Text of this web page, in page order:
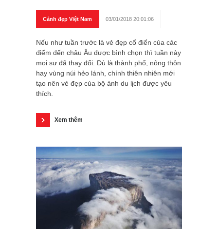
Cảnh đẹp Việt Nam 03/01/2018 20:01:06
Nếu như tuần trước là vẻ đẹp cổ điển của các
điểm đến châu Âu được bình chọn thì tuần này
mọi sự đã thay đổi. Dù là thành phố, nông thôn
hay vùng núi hẻo lánh, chính thiên nhiên mới
tạo nên vẻ đẹp của bộ ảnh du lịch được yêu
thích.
Xem thêm